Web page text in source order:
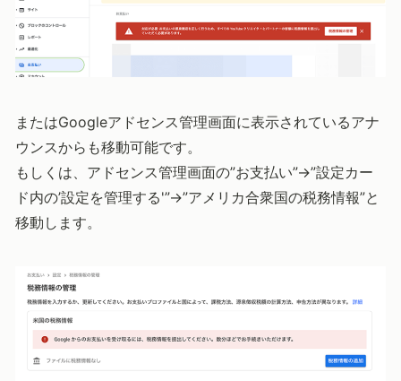
またはGoogleアドセンス管理画面に表示されているアナ
ウンスからも移動可能です。
もしくは、アドセンス管理画面の”お支払い”→”設定カー
ド内の’設定を管理する'”→”アメリカ合衆国の税務情報”と
移動します。